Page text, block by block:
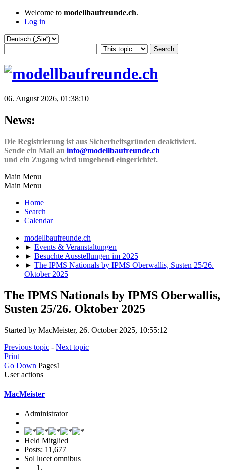
Welcome to modellbaufreunde.ch.
Log in
06. August 2026, 01:38:10
News:
Die Registrierung ist aus Sicherheitsgründen deaktiviert.
Sende ein Mail an info@modellbaufreunde.ch
und ein Zugang wird umgehend eingerichtet.
Main Menu
Main Menu
Home
Search
Calendar
modellbaufreunde.ch
► Events & Veranstaltungen
► Besuchte Ausstellungen im 2025
► The IPMS Nationals by IPMS Oberwallis, Susten 25/26.
Oktober 2025
The IPMS Nationals by IPMS Oberwallis,
Susten 25/26. Oktober 2025
Started by MacMeister, 26. October 2025, 10:55:12
Previous topic - Next topic
Print
Go Down Pages1
User actions
MacMeister
Administrator
Held Mitglied
Posts: 11,677
Sol lucet omnibus